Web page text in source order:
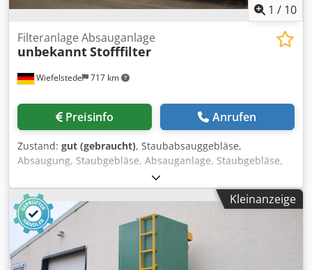
1 / 10
Wiefelstede 717 km
Filteranlage Absauganlage
unbekanntStofffilter
Preisinfo Anrufen
Zustand: gut (gebraucht), Staubabsauggebläse,
Absaugung, Staubgebläse, Absauganlage, Staubgebläse,
Staub-Absauggerät, Abscheider,Schweissrauchfilter,
Schweissrauchabsaugung, Rauchgassauglüfter,
Filteranlage, Patronen-Entstaubungsanlage -Filteranlage:
Chsdpfswrb I Hox Ak Dja -Filtergestell: 2190/1460/H2080
mm -Rüttel-Motor: 0,25 kW -Trichtergestell:
2235/1440/H2520 mm -Öffnung: Ø 390 mm / 500 x 220 mm
-Einzelkomponenten: siehe Fotos -Gewicht: 200 kg / 590 kg
Kleinanzeige